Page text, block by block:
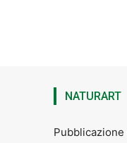
NATURART